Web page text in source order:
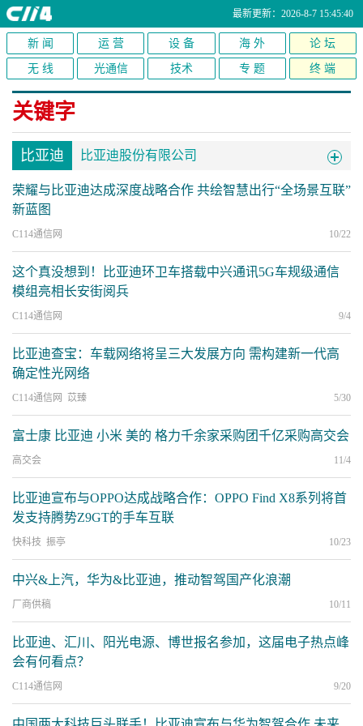
最新更新：2026-8-7 15:45:40
新 闻 运 营 设 备 海 外 论 坛
无 线 光通信 技术 专 题 终 端
关键字
比亚迪 比亚迪股份有限公司
荣耀与比亚迪达成深度战略合作 共绘智慧出行“全场景互联”
新蓝图
C114通信网 10/22
这个真没想到！比亚迪环卫车搭载中兴通讯5G车规级通信
模组亮相长安街阅兵
C114通信网 9/4
比亚迪查宝：车载网络将呈三大发展方向 需构建新一代高
确定性光网络
C114通信网 苡臻 5/30
富士康 比亚迪 小米 美的 格力千余家采购团千亿采购高交会
高交会 11/4
比亚迪宣布与OPPO达成战略合作：OPPO Find X8系列将首
发支持腾势Z9GT的手车互联
快科技 振亭 10/23
中兴&上汽，华为&比亚迪，推动智驾国产化浪潮
厂商供稿 10/11
比亚迪、汇川、阳光电源、博世报名参加，这届电子热点峰
会有何看点？
C114通信网 9/20